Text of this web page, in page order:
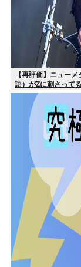
【再評価】ニュー
語）がZに刺さって
は何？